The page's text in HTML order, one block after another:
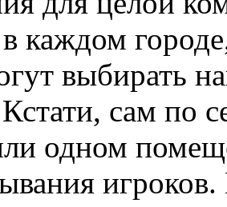
каждом
выбирать
сам по
одном